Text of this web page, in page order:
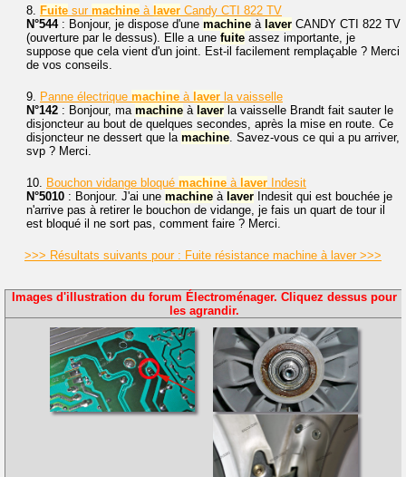
8. Fuite sur machine à laver Candy CTI 822 TV
N°544: Bonjour, je dispose d'une machine à laver CANDY CTI 822 TV
(ouverture par le dessus). Elle a une fuite assez importante, je
suppose que cela vient d'un joint. Est-il facilement remplaçable ? Merci
de vos conseils.
9. Panne électrique machine à laver la vaisselle
N°142 : Bonjour, ma machine à laver la vaisselle Brandt fait sauter le
disjoncteur au bout de quelques secondes, après la mise en route. Ce
disjoncteur ne dessert que la machine. Savez-vous ce qui a pu arriver,
svp ? Merci.
10. Bouchon vidange bloqué machine à laver Indesit
N°5010 : Bonjour. J'ai une machine à laver Indesit qui est bouchée je
n'arrive pas à retirer le bouchon de vidange, je fais un quart de tour il
est bloqué il ne sort pas, comment faire ? Merci.
>>> Résultats suivants pour : Fuite résistance machine à laver >>>
Images d'illustration du forum Électroménager. Cliquez dessus pour
les agrandir.